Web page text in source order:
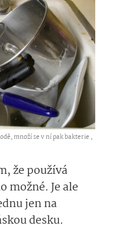
množí se v ní pak bakterie ,
že používá
možné. Je ale
jen na
desku.